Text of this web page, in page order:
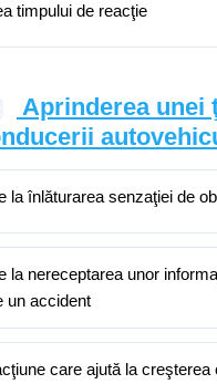
timpului de reacţie
Aprinderea unei
la înlăturarea senzaţiei de
la nereceptarea unor
un accident
care ajută la creşterea